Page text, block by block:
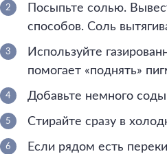
Посыпьте солью.
способов. Соль
Используйте
помогает «поднять»
Добавьте немного
Стирайте сразу в
Если рядом есть